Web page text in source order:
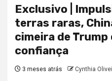
Exclusivo |
terras raras,
cimeira de Trump
confiança
3 meses atrás Cynthia